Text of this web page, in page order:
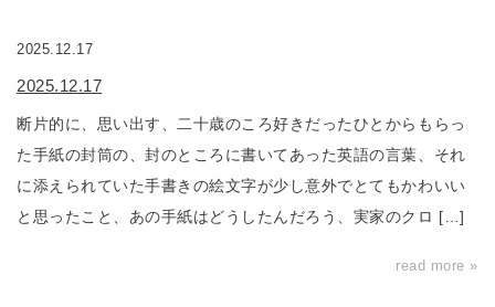
2025.12.17
2025.12.17
断片的に、思い出す、二十歳のころ好きだったひとからもらっ
た手紙の封筒の、封のところに書いてあった英語の言葉、それ
に添えられていた手書きの絵文字が少し意外でとてもかわいい
と思ったこと、あの手紙はどうしたんだろう、実家のクロ […]
read more »